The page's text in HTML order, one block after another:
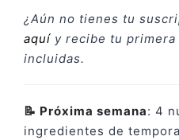
¿Aún no tienes tu
aquí y recibe tu primera
incluidas.
📝 Próxima semana: 4
ingredientes de